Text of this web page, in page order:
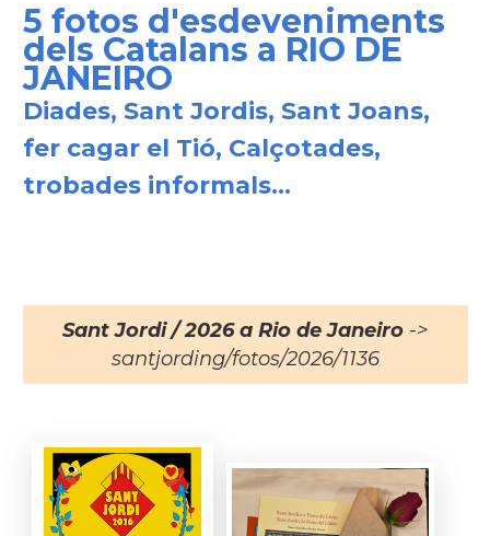
5 fotos d'esdeveniments
dels Catalans a RIO DE
JANEIRO
Diades, Sant Jordis, Sant Joans,
fer cagar el Tió, Calçotades,
trobades informals...
Sant Jordi / 2026 a Rio de Janeiro ->
santjording/fotos/2026/1136